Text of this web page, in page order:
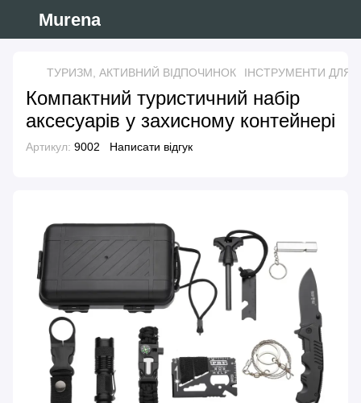
Murena
ТУРИЗМ, АКТИВНИЙ ВІДПОЧИНОК ІНСТРУМЕНТИ ДЛЯ
Компактний туристичний набір
аксесуарів у захисному контейнері
Артикул: 9002 Написати відгук